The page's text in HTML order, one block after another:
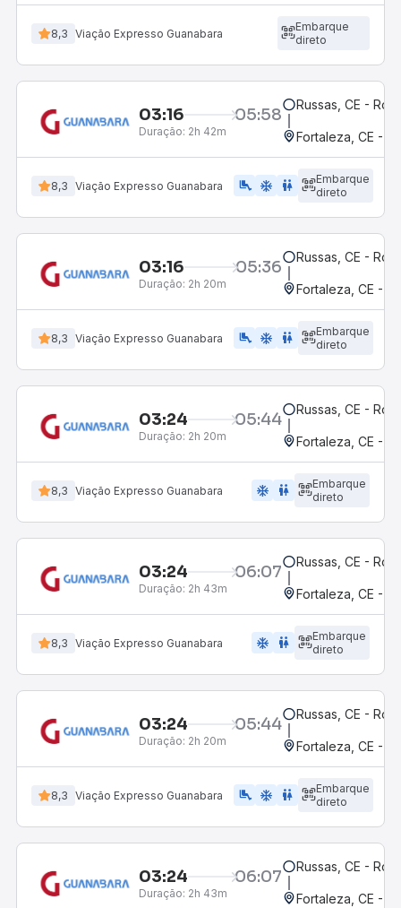
8,3 Viação Expresso Guanabara
Embarque
direto
03:16 05:58
Duração: 2h 42m
Russas, CE -
Fortaleza, CE -
8,3 Viação Expresso Guanabara airline_seat_legroom_extra ac_unit wc
Embarque
direto
03:16 05:36
Duração: 2h 20m
Russas, CE -
Fortaleza, CE -
8,3 Viação Expresso Guanabara airline_seat_legroom_extra ac_unit wc
Embarque
direto
03:24 05:44
Duração: 2h 20m
Russas, CE -
Fortaleza, CE -
8,3 Viação Expresso Guanabara ac_unit wc
Embarque
direto
03:24 06:07
Duração: 2h 43m
Russas, CE -
Fortaleza, CE -
8,3 Viação Expresso Guanabara ac_unit wc
Embarque
direto
03:24 05:44
Duração: 2h 20m
Russas, CE -
Fortaleza, CE -
8,3 Viação Expresso Guanabara airline_seat_legroom_extra ac_unit wc
Embarque
direto
03:24 06:07
Duração: 2h 43m
Russas, CE -
Fortaleza, CE -